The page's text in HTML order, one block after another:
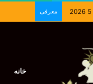
معرفی
خانه